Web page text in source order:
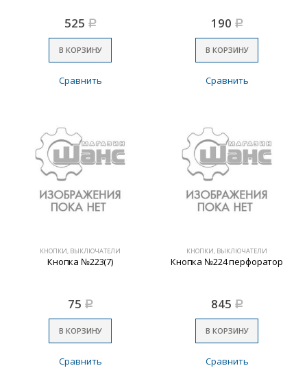
525 Р
В КОРЗИНУ
Сравнить
190 Р
В КОРЗИНУ
Сравнить
КНОПКИ, ВЫКЛЮЧАТЕЛИ
Кнопка №223(7)
75 Р
В КОРЗИНУ
Сравнить
КНОПКИ, ВЫКЛЮЧАТЕЛИ
Кнопка №224 перфоратор
845 Р
В КОРЗИНУ
Сравнить